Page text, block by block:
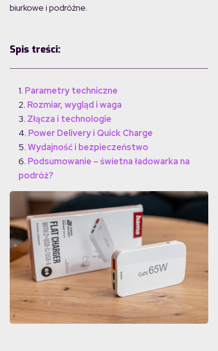
biurkowe i podróżne.
Spis treści:
Parametry techniczne
Rozmiar, wygląd i waga
Złącza i technologie
Power Delivery i Quick Charge
Wydajność i bezpieczeństwo
Podsumowanie – świetna ładowarka na
podróż?